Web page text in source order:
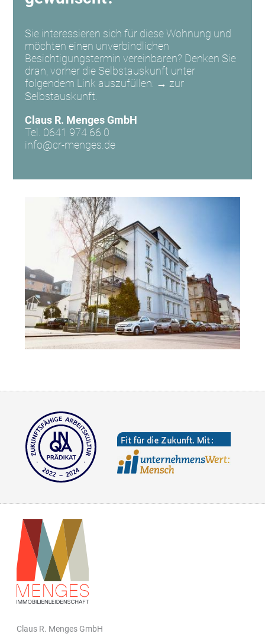
Sie interessieren sich für diese Wohnung und
möchten einen unverbindlichen
Besichtigungstermin vereinbaren? Denken Sie
dran, vorher die Selbstauskunft unter
folgendem Link auszufüllen: → zur
Selbstauskunft.
Claus R. Menges GmbH
Tel. 0641 974 66 0
info@cr-menges.de
Claus R. Menges GmbH